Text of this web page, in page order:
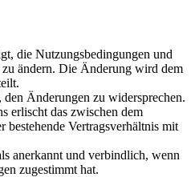
die Nutzungsbedingungen und
ändern. Die Änderung wird dem
Änderungen zu widersprechen.
erlischt das zwischen dem
bestehende Vertragsverhältnis mit
anerkannt und verbindlich, wenn
zugestimmt hat.